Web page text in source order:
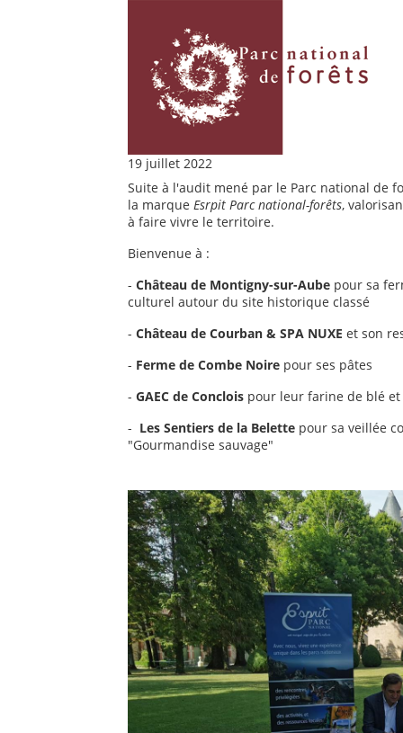
19 juillet 2022
Suite à l'audit mené par le Parc national de
la marque Esrpit Parc national-forêts,
à faire vivre le territoire.
Bienvenue à :
- Château de Montigny-sur-Aube pour sa
culturel autour du site historique classé
- Château de Courban & SPA NUXE et son
- Ferme de Combe Noire pour ses pâtes
- GAEC de Conclois pour leur farine de blé
- Les Sentiers de la Belette pour sa veillée
"Gourmandise sauvage"